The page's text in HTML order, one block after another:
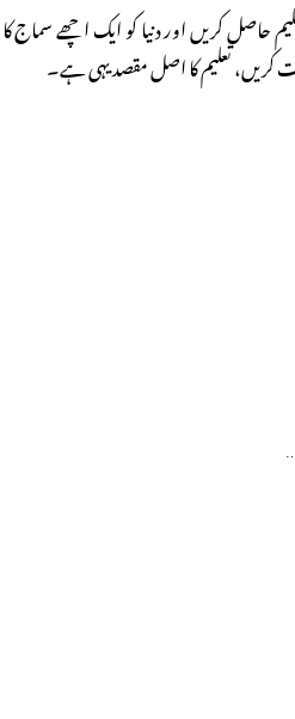
کریں اور دنیا کو ایک اچھے سماج کا
کریں، تعلیم کا اصل مقصد یہی ہے۔